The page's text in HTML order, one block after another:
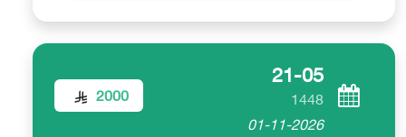
21-05
1448
01-11-2026
2000